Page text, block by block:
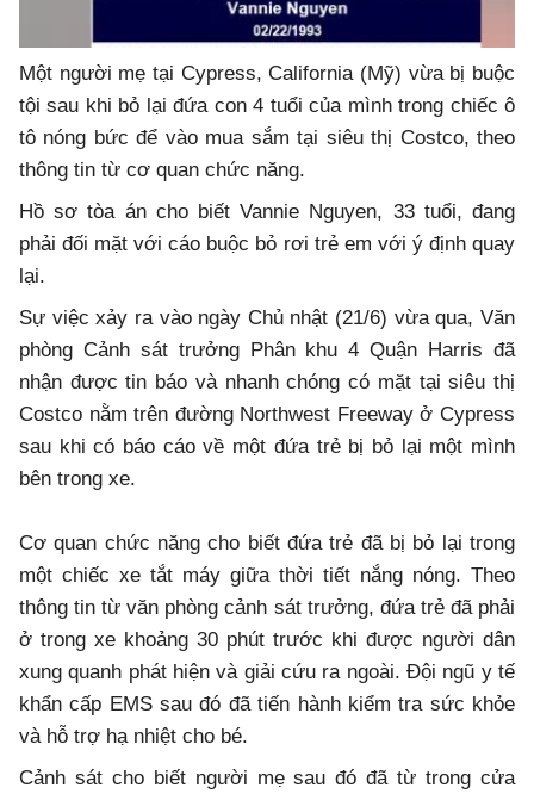
Một người mẹ tại Cypress, California (Mỹ) vừa bị buộc
tội sau khi bỏ lại đứa con 4 tuổi của mình trong chiếc ô
tô nóng bức để vào mua sắm tại siêu thị Costco, theo
thông tin từ cơ quan chức năng.
Hồ sơ tòa án cho biết Vannie Nguyen, 33 tuổi, đang
phải đối mặt với cáo buộc bỏ rơi trẻ em với ý định quay
lại.
Sự việc xảy ra vào ngày Chủ nhật (21/6) vừa qua, Văn
phòng Cảnh sát trưởng Phân khu 4 Quận Harris đã
nhận được tin báo và nhanh chóng có mặt tại siêu thị
Costco nằm trên đường Northwest Freeway ở Cypress
sau khi có báo cáo về một đứa trẻ bị bỏ lại một mình
bên trong xe.
Cơ quan chức năng cho biết đứa trẻ đã bị bỏ lại trong
một chiếc xe tắt máy giữa thời tiết nắng nóng. Theo
thông tin từ văn phòng cảnh sát trưởng, đứa trẻ đã phải
ở trong xe khoảng 30 phút trước khi được người dân
xung quanh phát hiện và giải cứu ra ngoài. Đội ngũ y tế
khẩn cấp EMS sau đó đã tiến hành kiểm tra sức khỏe
và hỗ trợ hạ nhiệt cho bé.
Cảnh sát cho biết người mẹ sau đó đã từ trong cửa